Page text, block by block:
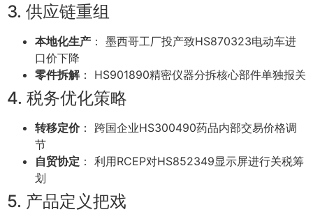
3. 供应链重组
本地化生产 ： 墨西哥工厂投产致HS870323电动车进
口价下降
零件拆解： HS901890精密仪器分拆核心部件单独报关
4. 税务优化策略
转移定价： 跨国企业HS300490药品内部交易价格调
节
自贸协定 ： 利用RCEP对HS852349显示屏进行关税筹
划
5. 产品定义把戏